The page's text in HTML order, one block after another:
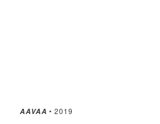
AAVAA • 2019